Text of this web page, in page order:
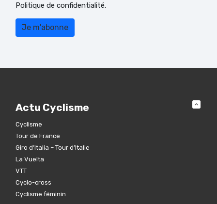
Politique de confidentialité.
Actu Cyclisme
Cyclisme
Tour de France
Giro d’Italia – Tour d’Italie
La Vuelta
VTT
Cyclo-cross
Cyclisme féminin